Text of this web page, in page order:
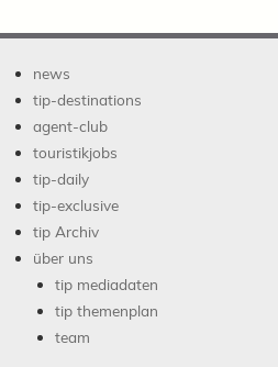
news
tip-destinations
agent-club
touristikjobs
tip-daily
tip-exclusive
tip Archiv
über uns
tip mediadaten
tip themenplan
team